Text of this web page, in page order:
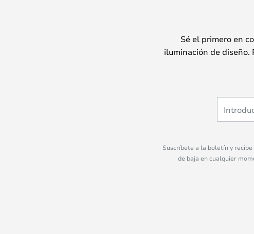
Sé el primero en
iluminación de diseño.
Suscríbete a la boletín y
de baja en cualquier